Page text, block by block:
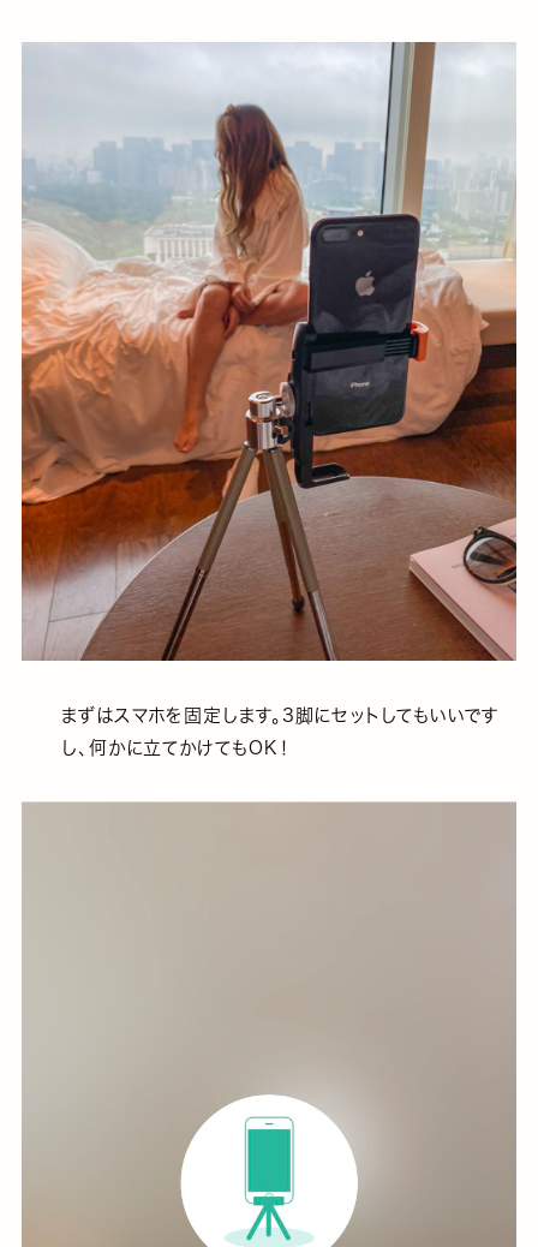
まずはスマホを固定します。3脚にセットしてもいいです
し、何かに立てかけてもOK！